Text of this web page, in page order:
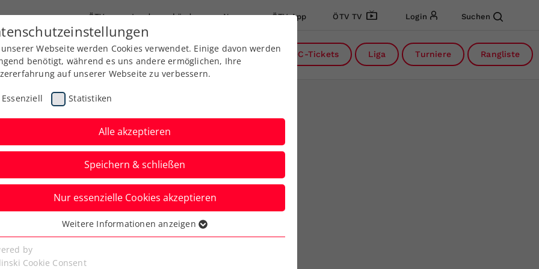
ÖTV Landesverbände News ÖTV App ÖTV TV Login Suchen
Ausbildung Services Über uns DC-Tickets Liga Turniere Rangliste
Schwärzler bei
Zverev
Webseite werden Cookies verwendet. Einige davon werden
benötigt, während es uns andere ermöglichen, Ihre
auf unserer Webseite zu verbessern.
Essenziell Statistiken
Alle akzeptieren
Speichern & schließen
Nur essenzielle Cookies akzeptieren
Cookies werden für grundlegende Funktionen der
benötigt. Dadurch ist gewährleistet, dass die Webseite
Weitere Informationen anzeigen
by
Cookie Consent